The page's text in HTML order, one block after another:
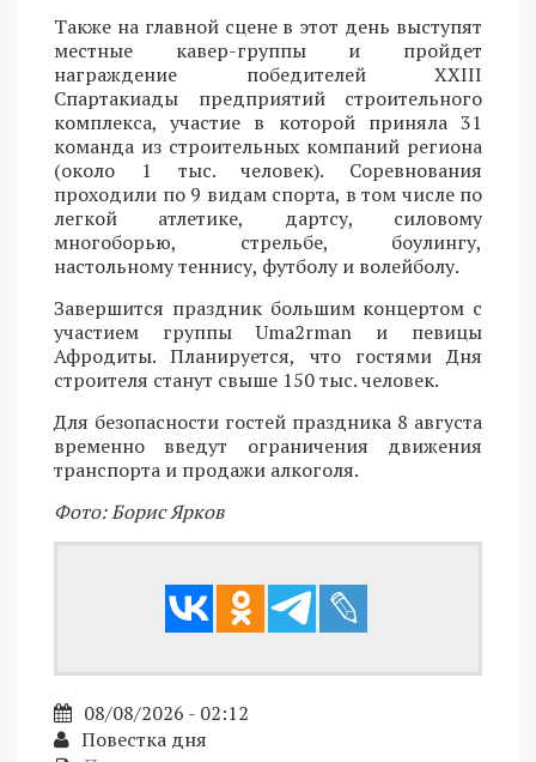
Также на главной сцене в этот день выступят
местные кавер-группы и пройдет
награждение победителей XXIII
Спартакиады предприятий строительного
комплекса, участие в которой приняла 31
команда из строительных компаний региона
(около 1 тыс. человек). Соревнования
проходили по 9 видам спорта, в том числе по
легкой атлетике, дартсу, силовому
многоборью, стрельбе, боулингу,
настольному теннису, футболу и волейболу.
Завершится праздник большим концертом с
участием группы Uma2rman и певицы
Афродиты. Планируется, что гостями Дня
строителя станут свыше 150 тыс. человек.
Для безопасности гостей праздника 8 августа
временно введут ограничения движения
транспорта и продажи алкоголя.
Фото: Борис Ярков
08/08/2026 - 02:12
Повестка дня